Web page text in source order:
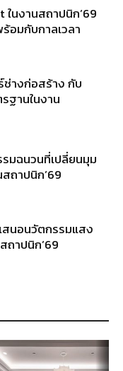
นงานสถาปนิก’69
อมกับกาลเวลา
ช่างก่อสร้าง กับ
ฐานในงาน
มฉนวนที่เปลี่ยนมุม
ถาปนิก’69
สนอนวัตกรรมแสง
ถาปนิก’69